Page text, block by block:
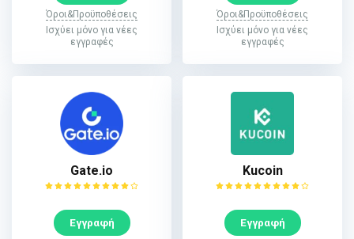
Όροι&Προϋποθέσεις
Ισχύει μόνο για νέες
εγγραφές
Όροι&Προϋποθέσεις
Ισχύει μόνο για νέες
εγγραφές
Gate.io
Εγγραφή
Kucoin
Εγγραφή